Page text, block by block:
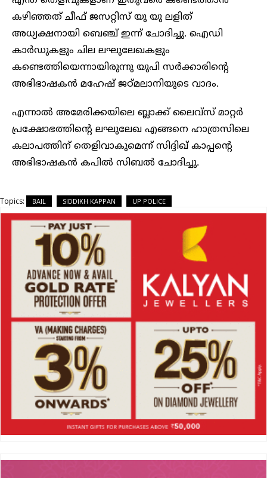
കഴിഞ്ഞത് ചീഫ് ജസറ്റിസ് യു യു ലളിത്
അധ്യക്ഷനായി ബെഞ്ച് ഇന്ന് ചോദിച്ചു. ഐഡി
കാര്‍ഡുകളും ചില ലഘുലേഖകളും
കണ്ടെത്തിയെന്നായിരുന്നു യുപി സർക്കാരിന്‍റെ
അഭിഭാഷകൻ മഹേഷ് ജഠ്മലാനിയുടെ വാദം.
എന്നാല്‍ അമേരിക്കയിലെ ബ്ലാക്ക് ലൈവ്സ് മാറ്റർ
പ്രക്ഷോഭത്തിന്‍റെ ലഘുലേഖ എങ്ങനെ ഹാത്രസിലെ
കലാപത്തിന് തെളിവാകുമെന്ന് സിദ്ദിഖ് കാപ്പന്‍റെ
അഭിഭാഷകന്‍ കപില്‍ സിബല്‍ ചോദിച്ചു.
Topics: BAIL SIDDIKH KAPPAN UP POLICE